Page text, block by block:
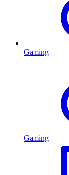
Gaming
Gaming